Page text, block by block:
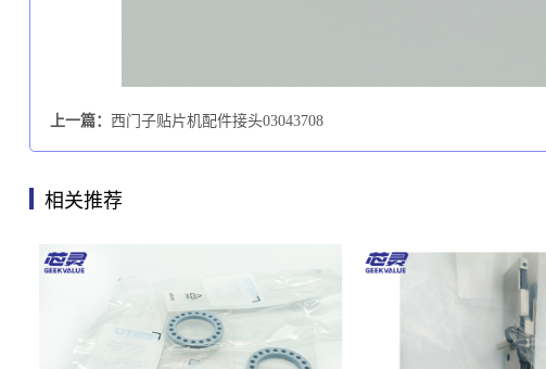
上一篇： 西门子贴片机配件接头03043708
相关推荐